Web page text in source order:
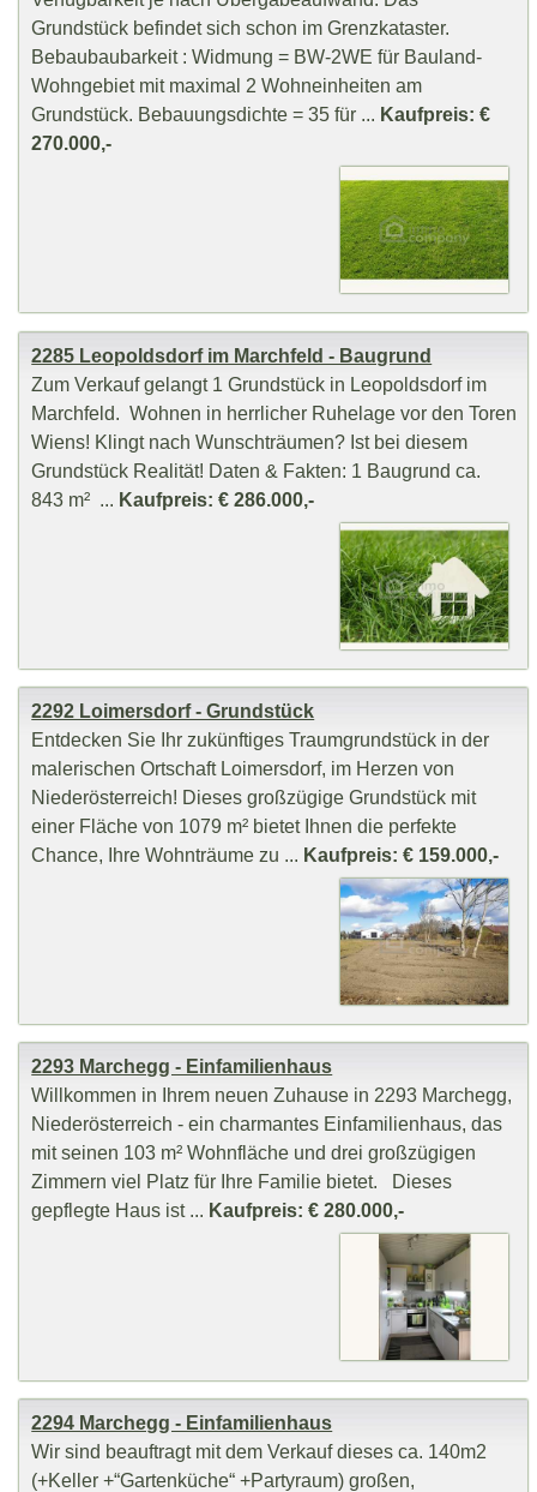
Grundstück befindet sich schon im Grenzkataster.
Bebaubaubarkeit : Widmung = BW-2WE für Bauland-
Wohngebiet mit maximal 2 Wohneinheiten am
Grundstück. Bebauungsdichte = 35 für ... Kaufpreis: €
270.000,-
2285 Leopoldsdorf im Marchfeld - Baugrund
Zum Verkauf gelangt 1 Grundstück in Leopoldsdorf im
Marchfeld. Wohnen in herrlicher Ruhelage vor den Toren
Wiens! Klingt nach Wunschträumen? Ist bei diesem
Grundstück Realität! Daten & Fakten: 1 Baugrund ca.
843 m² ... Kaufpreis: € 286.000,-
2292 Loimersdorf - Grundstück
Entdecken Sie Ihr zukünftiges Traumgrundstück in der
malerischen Ortschaft Loimersdorf, im Herzen von
Niederösterreich! Dieses großzügige Grundstück mit
einer Fläche von 1079 m² bietet Ihnen die perfekte
Chance, Ihre Wohnträume zu ... Kaufpreis: € 159.000,-
2293 Marchegg - Einfamilienhaus
Willkommen in Ihrem neuen Zuhause in 2293 Marchegg,
Niederösterreich - ein charmantes Einfamilienhaus, das
mit seinen 103 m² Wohnfläche und drei großzügigen
Zimmern viel Platz für Ihre Familie bietet. Dieses
gepflegte Haus ist ... Kaufpreis: € 280.000,-
2294 Marchegg - Einfamilienhaus
Wir sind beauftragt mit dem Verkauf dieses ca. 140m2
(+Keller +“Gartenküche“ +Partyraum) großen,